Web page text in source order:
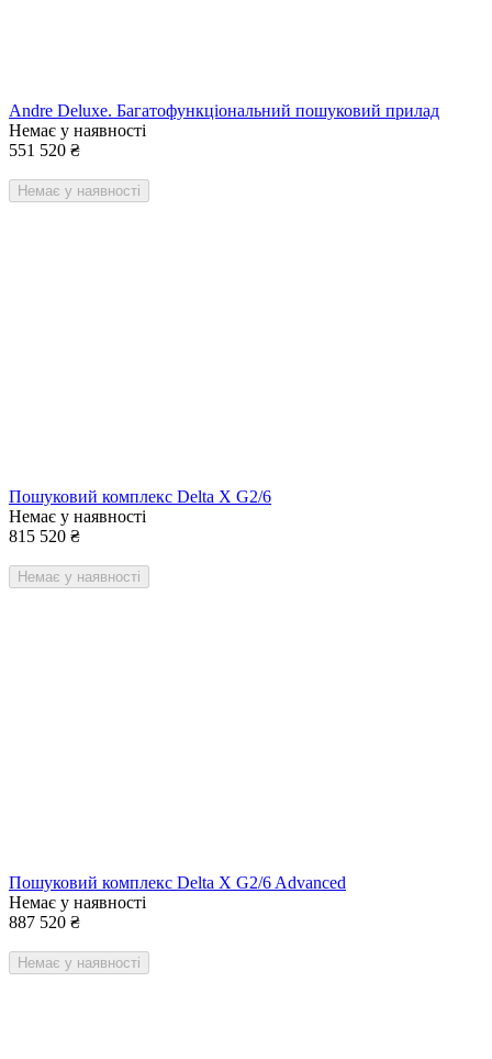
Аndre Deluxe. Багатофункціональний пошуковий прилад
Немає у наявності
551 520 ₴
Немає у наявності
Пошуковий комплекс Delta X G2/6
Немає у наявності
815 520 ₴
Немає у наявності
Пошуковий комплекс Delta X G2/6 Advanced
Немає у наявності
887 520 ₴
Немає у наявності